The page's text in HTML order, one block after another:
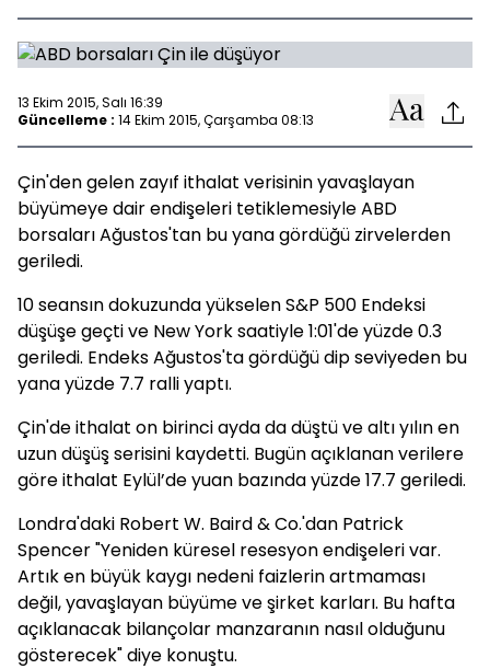
13 Ekim 2015, Salı 16:39
Güncelleme : 14 Ekim 2015, Çarşamba 08:13
Çin'den gelen zayıf ithalat verisinin yavaşlayan
büyümeye dair endişeleri tetiklemesiyle ABD
borsaları Ağustos'tan bu yana gördüğü zirvelerden
geriledi.
10 seansın dokuzunda yükselen S&P 500 Endeksi
düşüşe geçti ve New York saatiyle 1:01'de yüzde 0.3
geriledi. Endeks Ağustos'ta gördüğü dip seviyeden bu
yana yüzde 7.7 ralli yaptı.
Çin'de ithalat on birinci ayda da düştü ve altı yılın en
uzun düşüş serisini kaydetti. Bugün açıklanan verilere
göre ithalat Eylül’de yuan bazında yüzde 17.7 geriledi.
Londra'daki Robert W. Baird & Co.'dan Patrick
Spencer "Yeniden küresel resesyon endişeleri var.
Artık en büyük kaygı nedeni faizlerin artmaması
değil, yavaşlayan büyüme ve şirket karları. Bu hafta
açıklanacak bilançolar manzaranın nasıl olduğunu
gösterecek" diye konuştu.